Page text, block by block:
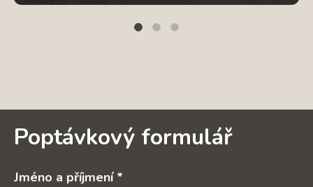
Poptávkový formulář
Jméno a příjmení *